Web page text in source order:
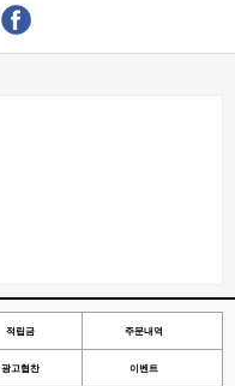
적립금 주문내역
광고협찬 이벤트